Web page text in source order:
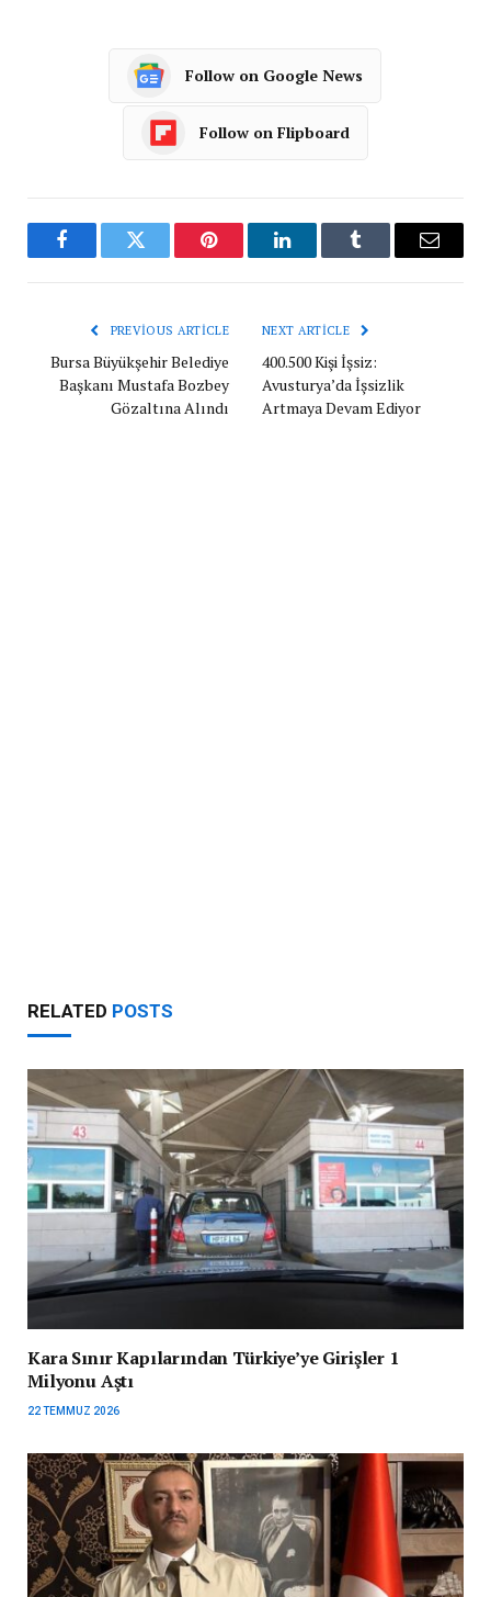
Follow on Google News
Follow on Flipboard
FacebookTwitter Pinterest LinkedInTumblr Email
PREVIOUS ARTICLE
Bursa Büyükşehir Belediye
Başkanı Mustafa Bozbey
Gözaltına Alındı
NEXT ARTICLE
400.500 Kişi İşsiz:
Avusturya’da İşsizlik
Artmaya Devam Ediyor
RELATED POSTS
Kara Sınır Kapılarından Türkiye’ye Girişler 1
Milyonu Aştı
22 TEMMUZ 2026